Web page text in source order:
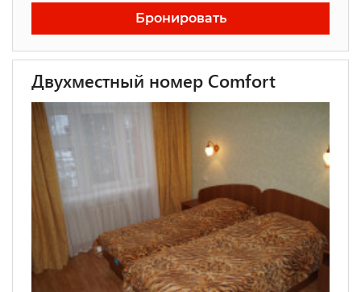
Бронировать
Двухместный номер Comfort